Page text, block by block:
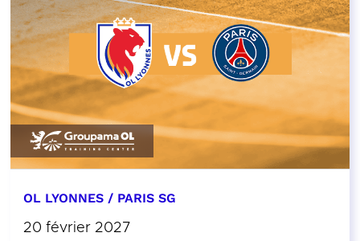
OL LYONNES / PARIS SG
20 février 2027